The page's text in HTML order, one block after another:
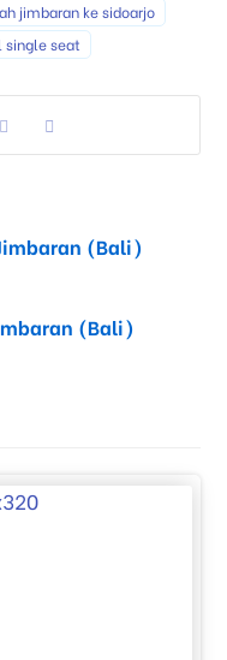
jimbaran ke sidoarjo
single seat
(Bali)
(Bali)